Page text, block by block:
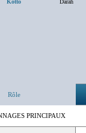
Kotto
Darah
Rôle
PRINCIPAUX